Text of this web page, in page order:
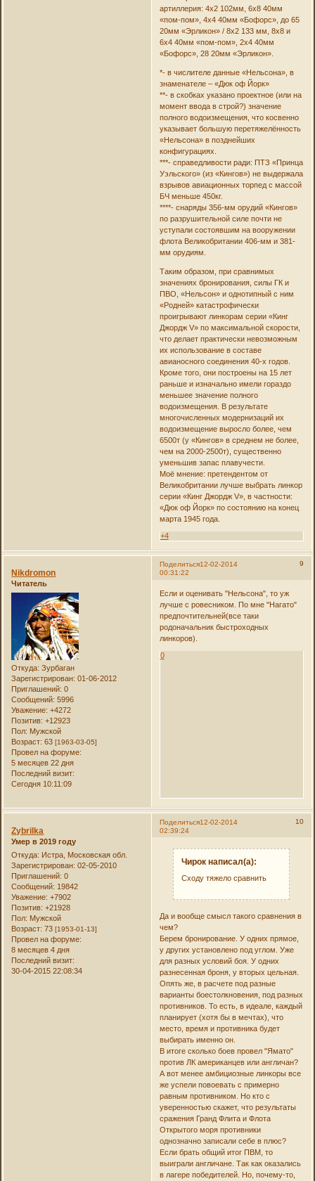
артиллерия: 4х2 102мм, 6х8 40мм
«пом-пом», 4х4 40мм «Бофорс», до 65
20мм «Эрликон» / 8х2 133 мм, 8х8 и
6х4 40мм «пом-пом», 2х4 40мм
«Бофорс», 28 20мм «Эрликон».
*- в числителе данные «Нельсона», в
знаменателе – «Дюк оф Йорк»
**- в скобках указано проектное (или на
момент ввода в строй?) значение
полного водоизмещения, что косвенно
указывает большую перетяжелённость
«Нельсона» в позднейших
конфигурациях.
***- справедливости ради: ПТЗ «Принца
Уэльского» (из «Кингов») не выдержала
взрывов авиационных торпед с массой
БЧ меньше 450кг.
****- снаряды 356-мм орудий «Кингов»
по разрушительной силе почти не
уступали состоявшим на вооружении
флота Великобритании 406-мм и 381-
мм орудиям.
Таким образом, при сравнимых
значениях бронирования, силы ГК и
ПВО, «Нельсон» и однотипный с ним
«Родней» катастрофически
проигрывают линкорам серии «Кинг
Джордж V» по максимальной скорости,
что делает практически невозможным
их использование в составе
авианосного соединения 40-х годов.
Кроме того, они построены на 15 лет
раньше и изначально имели гораздо
меньшее значение полного
водоизмещения. В результате
многочисленных модернизаций их
водоизмещение выросло более, чем
6500т (у «Кингов» в среднем не более,
чем на 2000-2500т), существенно
уменьшив запас плавучести.
Моё мнение: претендентом от
Великобритании лучше выбрать линкор
серии «Кинг Джордж V», в частности:
«Дюк оф Йорк» по состоянию на конец
марта 1945 года.
+4
Поделиться 9
12-02-2014
00:31:22
Nikdromon
Читатель
Откуда: Зурбаган
Зарегистрирован: 01-06-2012
Приглашений: 0
Сообщений: 5996
Уважение: +4272
Позитив: +12923
Пол: Мужской
Возраст: 63[1963-03-05]
Провел на форуме:
5 месяцев 22 дня
Последний визит:
Сегодня 10:11:09
Если и оценивать "Нельсона", то уж
лучше с ровесником. По мне "Нагато"
предпочтительней(все таки
родоначальник быстроходных
линкоров).
0
Поделиться 10
12-02-2014
02:39:24
Zybrilka
Умер в 2019 году
Откуда: Истра, Московская обл.
Зарегистрирован: 02-05-2010
Приглашений: 0
Сообщений: 19842
Уважение: +7902
Позитив: +21928
Пол: Мужской
Возраст: 73[1953-01-13]
Провел на форуме:
8 месяцев 4 дня
Последний визит:
30-04-2015 22:08:34
Чирок написал(а):
Сходу тяжело сравнить
Да и вообще смысл такого сравнения в
чем?
Берем бронирование. У одних прямое,
у других установлено под углом. Уже
для разных условий боя. У одних
разнесенная броня, у вторых цельная.
Опять же, в расчете под разные
варианты боестолкновения, под разных
противников. То есть, в идеале, каждый
планирует (хотя бы в мечтах), что
место, время и противника будет
выбирать именно он.
В итоге сколько боев провел "Ямато"
против ЛК американцев или англичан?
А вот менее амбициозные линкоры все
же успели повоевать с примерно
равным противником. Но кто с
уверенностью скажет, что результаты
сражения Гранд Флита и Флота
Открытого моря противники
однозначно записали себе в плюс?
Если брать общий итог ПВМ, то
выиграли англичане. Так как оказались
в лагере победителей. Но, почему-то,